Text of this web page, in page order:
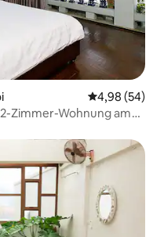
4,98 (54)
Zimmer-Wohnung am